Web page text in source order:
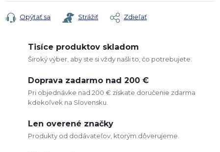
Opýtať sa Strážiť Zdieľať
Tisíce produktov skladom
Široký výber, aby ste si vždy našli to, čo potrebujete.
Doprava zadarmo nad 200 €
Pri objednávke nad 200 € získate doručenie zdarma
kdekoľvek na Slovensku.
Len overené značky
Produkty od dodávateľov, ktorým dôverujeme.